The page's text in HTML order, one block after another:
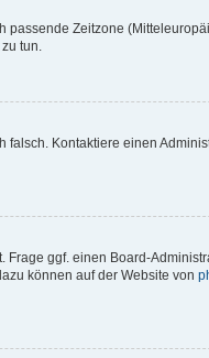
Zeitzone
tun.
Kontaktiere einen
ggf. einen Board-
können auf der Website von